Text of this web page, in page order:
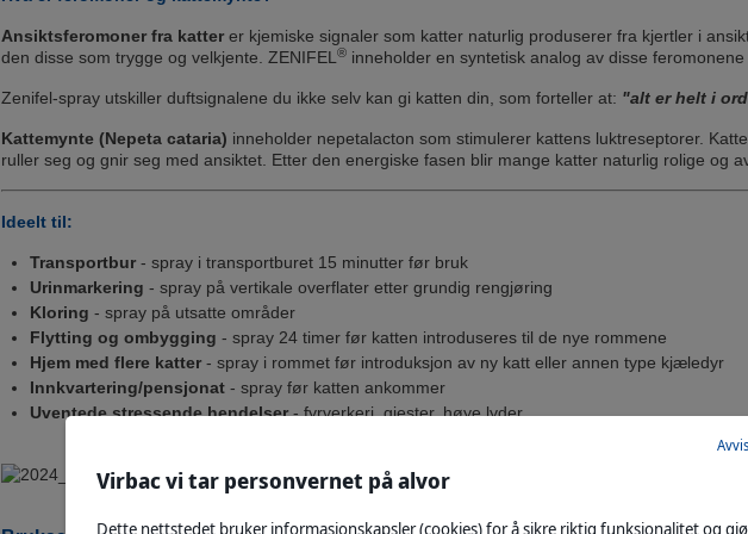
Ansiktsferomoner fra katter er kjemiske signaler som katter naturlig produserer fra kjertler i
den disse som trygge og velkjente. ZENIFEL ® inneholder en syntetisk analog av disse
Zenifel-spray utskiller duftsignalene du ikke selv kan gi katten din, som forteller at: "alt er helt i
Kattemynte (Nepeta cataria) inneholder nepetalacton som stimulerer kattens luktreseptorer.
ruller seg og gnir seg med ansiktet. Etter den energiske fasen blir mange katter naturlig rolige og
Ideelt til:
Transportbur - spray i transportburet 15 minutter før bruk
Urinmarkering - spray på vertikale overflater etter grundig rengjøring
Kloring - spray på utsatte områder
Flytting og ombygging - spray 24 timer før katten introduseres til de nye rommene
Hjem med flere katter - spray i rommet før introduksjon av ny katt eller annen type kjæledyr
Innkvartering/pensjonat - spray før katten ankommer
Uventede stressende hendelser- fyrverkeri, gjester, høye lyder
Virbac vi tar personvernet på alvor
Dette nettstedet bruker informasjonskapsler (cookies) for å sikre riktig funksjonalitet og